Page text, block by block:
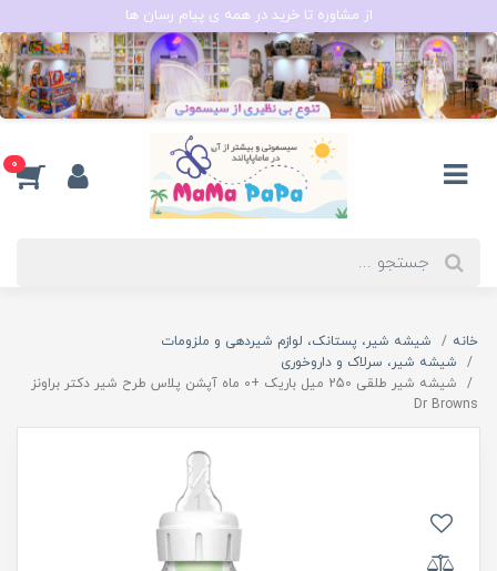
از مشاوره تا خرید در همه ی پیام رسان ها
0
خانه
شیشه شیر، پستانک، لوازم شیردهی و ملزومات
شیشه شیر، سرلاک و داروخوری
شیشه شیر طلقی 250 میل باریک +0 ماه آپشن پلاس طرح شیر دکتر براونز
Dr Browns